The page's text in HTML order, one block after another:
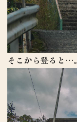
そこから登ると…。